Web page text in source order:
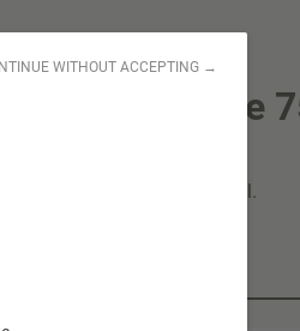
WITHOUT ACCEPTING →
artisanale
et locale, Brasserie Plormel.